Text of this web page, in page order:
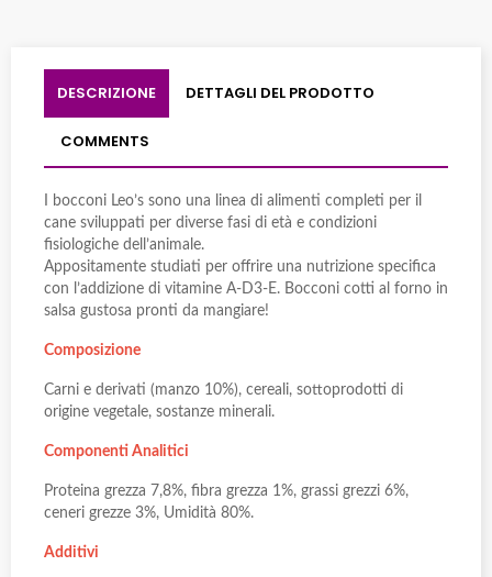
DESCRIZIONE DETTAGLI DEL PRODOTTO
COMMENTS
I bocconi Leo’s sono una linea di alimenti completi per il
cane sviluppati per diverse fasi di età e condizioni
fisiologiche dell’animale.
Appositamente studiati per offrire una nutrizione specifica
con l’addizione di vitamine A-D3-E. Bocconi cotti al forno in
salsa gustosa pronti da mangiare!
Composizione
Carni e derivati (manzo 10%), cereali, sottoprodotti di
origine vegetale, sostanze minerali.
Componenti Analitici
Proteina grezza 7,8%, fibra grezza 1%, grassi grezzi 6%,
ceneri grezze 3%, Umidità 80%.
Additivi